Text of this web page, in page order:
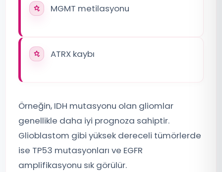
MGMT metilasyonu
ATRX kaybı
Örneğin, IDH mutasyonu olan gliomlar
genellikle daha iyi prognoza sahiptir.
Glioblastom gibi yüksek dereceli tümörlerde
ise TP53 mutasyonları ve EGFR
amplifikasyonu sık görülür.